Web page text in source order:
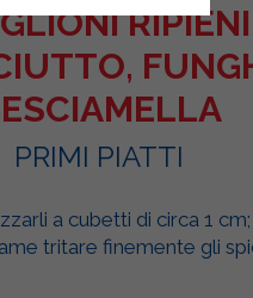
PRIMI PIATTI
a cubetti di circa 1
tritare finemente gli